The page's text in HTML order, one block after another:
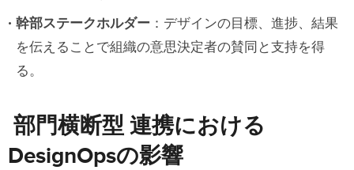
幹部ステークホルダー ：デザインの目標、進捗、結果
を伝えることで組織の意思決定者の賛同と支持を得
る。
部門横断型 連携における
DesignOpsの影響